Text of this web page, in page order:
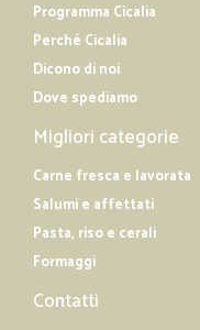
Programma Cicalia
Perché Cicalia
Dicono di noi
Dove spediamo
Migliori categorie
Carne fresca e lavorata
Salumi e affettati
Pasta, riso e cerali
Formaggi
Contatti